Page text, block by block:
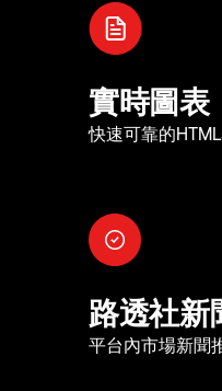
實時圖表
快速可靠的
路透社新
平台內市場新聞